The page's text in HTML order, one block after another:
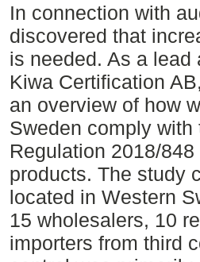
In connection with
discovered that
is needed. As a lead
Kiwa Certification
an overview of how
Sweden comply
Regulation 2018/
products. The study
located in Western
15 wholesalers, 10
importers from third